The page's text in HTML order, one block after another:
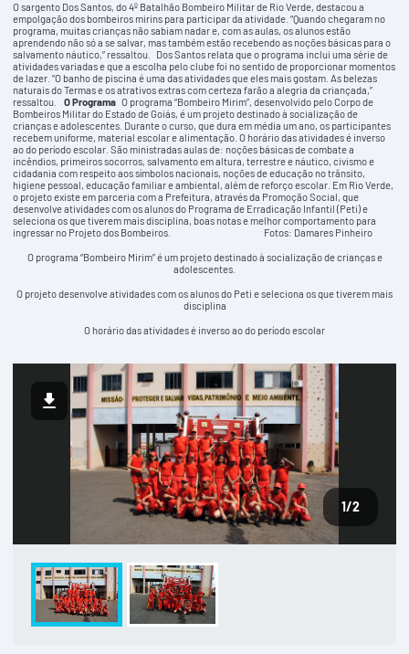
O sargento Dos Santos, do 4º Batalhão Bombeiro Militar de Rio Verde, destacou a
empolgação dos bombeiros mirins para participar da atividade. “Quando chegaram no
programa, muitas crianças não sabiam nadar e, com as aulas, os alunos estão
aprendendo não só a se salvar, mas também estão recebendo as noções básicas para o
salvamento náutico,” ressaltou. Dos Santos relata que o programa inclui uma série de
atividades variadas e que a escolha pelo clube foi no sentido de proporcionar momentos
de lazer. “O banho de piscina é uma das atividades que eles mais gostam. As belezas
naturais do Termas e os atrativos extras com certeza farão a alegria da criançada,”
ressaltou.
O Programa O programa “Bombeiro Mirim”, desenvolvido pelo Corpo de
Bombeiros Militar do Estado de Goiás, é um projeto destinado à socialização de
crianças e adolescentes. Durante o curso, que dura em média um ano, os participantes
recebem uniforme, material escolar e alimentação. O horário das atividades é inverso
ao do período escolar. São ministradas aulas de: noções básicas de combate a
incêndios, primeiros socorros, salvamento em altura, terrestre e náutico, civismo e
cidadania com respeito aos símbolos nacionais, noções de educação no trânsito,
higiene pessoal, educação familiar e ambiental, além de reforço escolar. Em Rio Verde,
o projeto existe em parceria com a Prefeitura, através da Promoção Social, que
desenvolve atividades com os alunos do Programa de Erradicação Infantil (Peti) e
seleciona os que tiverem mais disciplina, boas notas e melhor comportamento para
ingressar no Projeto dos Bombeiros. Fotos: Damares Pinheiro
O programa “Bombeiro Mirim” é um projeto destinado à socialização de crianças e
adolescentes.
O projeto desenvolve atividades com os alunos do Peti e seleciona os que tiverem mais
disciplina
O horário das atividades é inverso ao do período escolar
1/2